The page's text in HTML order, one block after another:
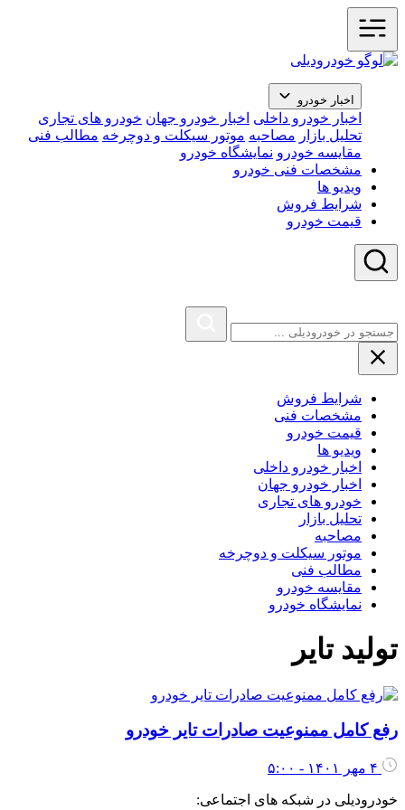
اخبار خودرو
اخبار خودرو داخلی اخبار خودرو جهان خودرو های تجاری
تحلیل بازار مصاحبه موتور سیکلت و دوچرخه مطالب فنی
مقایسه خودرو نمایشگاه خودرو
مشخصات فنی خودرو
ویدیو ها
شرایط فروش
قیمت خودرو
شرایط فروش
مشخصات فنی
قیمت خودرو
ویدیو ها
اخبار خودرو داخلی
اخبار خودرو جهان
خودرو های تجاری
تحلیل بازار
مصاحبه
موتور سیکلت و دوچرخه
مطالب فنی
مقایسه خودرو
نمایشگاه خودرو
تولید تایر
رفع کامل ممنوعیت صادرات تایر خودرو
خودرودیلی در شبکه های اجتماعی: